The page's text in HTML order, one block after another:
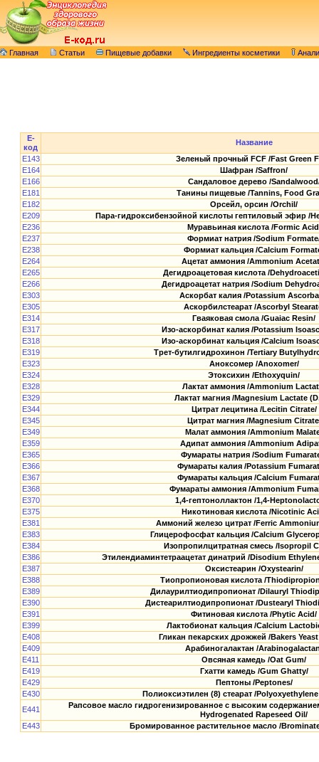
Главная Статьи Пищевые добавки Ингредиенты косметики
E-
код
Название
E143
Зеленый прочный FCF /Fast Green
E164
Шафран /Saffron/
E166
Сандаловое дерево /
E181
Танины пищевые /Tannins, Food
E182
Орсейл, орсин /Orchil/
E209
Пара-гидроксибензойной кислоты гептиловый эфир /
E236
Муравьиная кислота /Formic
E237
Формиат натрия /Sodium
E238
Формиат кальция /Calcium
E264
Ацетат аммония /Ammonium
E265
Дегидроацетовая кислота /
E266
Дегидроацетат натрия /Sodium
E303
Аскорбат калия /Potassium
E305
Аскорбилстеарат /Ascorbyl
E314
Гваяковая смола /Guaiac Resin/
E317
Изо-аскорбинат калия /Potassium
E318
Изо-аскорбинат кальция /Calcium
E319
Трет-бутилгидрохинон /Tertiary
E323
Аноксомер /Anoxomer/
E324
Этоксихин /Ethoxyquin/
E328
Лактат аммония /Ammonium
E329
Лактат магния /Magnesium Lactate
E344
Цитрат лецитина /Lecitin Citrate/
E345
Цитрат магния /Magnesium
E349
Малат аммония /Ammonium
E359
Адипат аммония /Ammonium
E365
Фумараты натрия /Sodium
E366
Фумараты калия /Potassium
E367
Фумараты кальция /Calcium
E368
Фумараты аммония /Ammonium
E370
1,4-гептоноллактон /1,4-
E375
Никотиновая кислота /Nicotinic
E381
Аммоний железо цитрат /Ferric
E383
Глицерофосфат кальция /Calcium
E384
Изопропилцитратная смесь /Isopropil
E386
Этилендиаминтетраацетат динатрий /Disodium
E387
Оксистеарин /Oxystearin/
E388
Тиопропионовая кислота /
E389
Дилаурилтиодипропионат /Dilauryl
E390
Дистеарилтиодипропионат /Dustearyl
E391
Фитиновая кислота /Phytic Acid/
E399
Лактобионат кальция /Calcium
E408
Гликан пекарских дрожжей /Bakers
E409
Арабиногалактан /
E411
Овсяная камедь /Oat Gum/
E419
Гхатти камедь /Gum Ghatty/
E429
Пептоны /Peptones/
E430
Полиоксиэтилен (8) стеарат /
E441
Рапсовое масло гидрогенизированное с высоким
Hydrogenated Rapeseed Oil/
E443
Бромированное растительное масло /